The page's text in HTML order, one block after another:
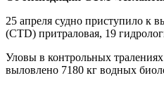
25 апреля судно приступило к
(CTD) притраловая, 19
Уловы в контрольных
выловлено 7180 кг водных